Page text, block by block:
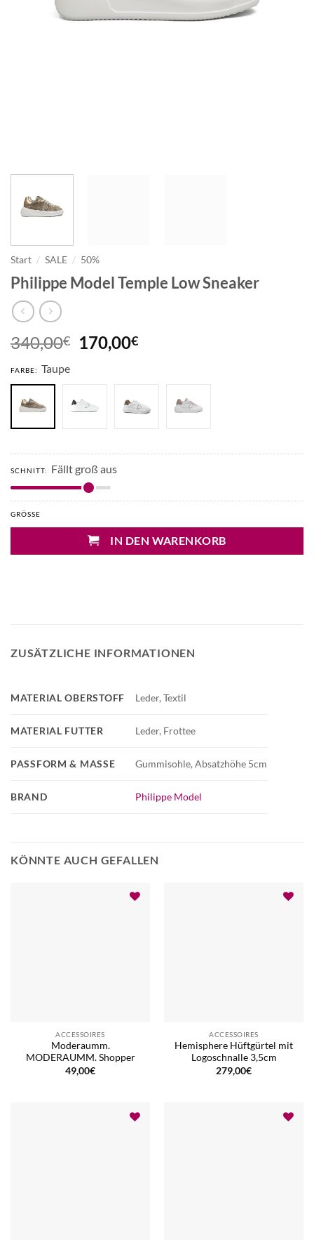
Start / SALE / 50%
Philippe Model Temple Low Sneaker
340,00€
Ursprünglicher
Preis
170,00€Aktueller
FARBE: Taupe
SCHNITT: Fällt groß aus
GRÖSSE
IN DEN WARENKORB
ZUSÄTZLICHE INFORMATIONEN
BRAND Philippe Model
MATERIAL OBERSTOFF Leder, Textil
MATERIAL FUTTER Leder, Frottee
PASSFORM & MASSE Gummisohle, Absatzhöhe 5cm
KÖNNTE AUCH GEFALLEN
ACCESSOIRES
Moderaumm.
MODERAUMM. Shopper
49,00€
ACCESSOIRES
Hemisphere Hüftgürtel mit
Logoschnalle 3,5cm
279,00€